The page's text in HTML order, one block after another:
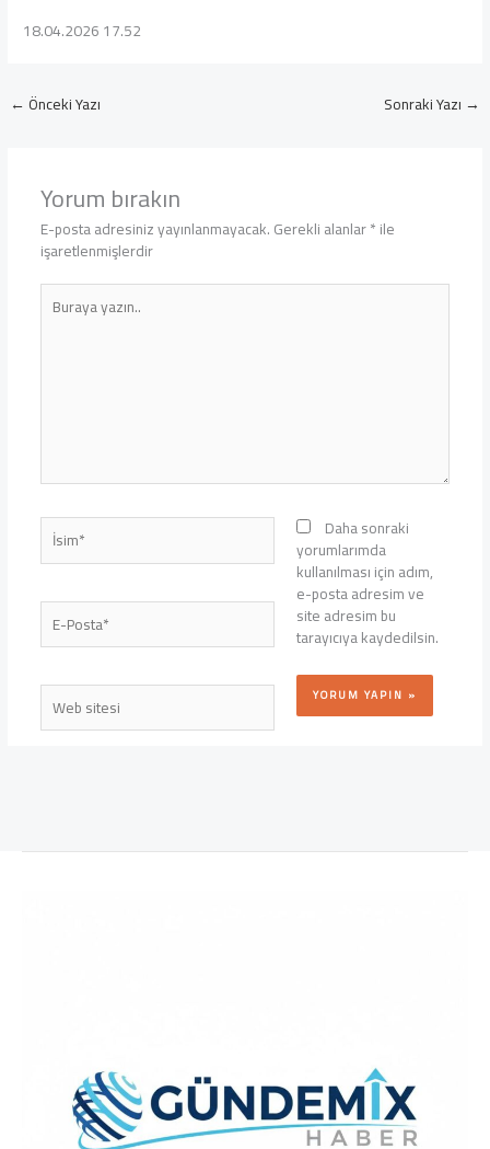
18.04.2026 17.52
← Önceki Yazı Sonraki Yazı →
Yorum bırakın
E-posta adresiniz yayınlanmayacak.Gerekli alanlar*ile
işaretlenmişlerdir
Buraya
yazın..
İsim*
E-
Posta*
Web
sitesi
Daha sonraki
yorumlarımda
kullanılması için adım,
e-posta adresim ve
site adresim bu
tarayıcıya kaydedilsin.